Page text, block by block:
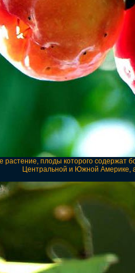
растение, плоды которого
Центральной и Южной Америке,